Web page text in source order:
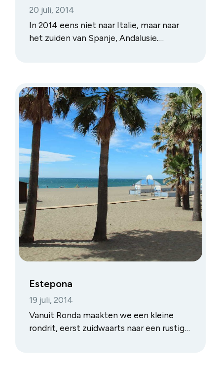
20 juli, 2014
In 2014 eens niet naar Italie, maar naar
het zuiden van Spanje, Andalusie.
streek…
Estepona
19 juli, 2014
Vanuit Ronda maakten we een kleine
rondrit, eerst zuidwaarts naar een rustig